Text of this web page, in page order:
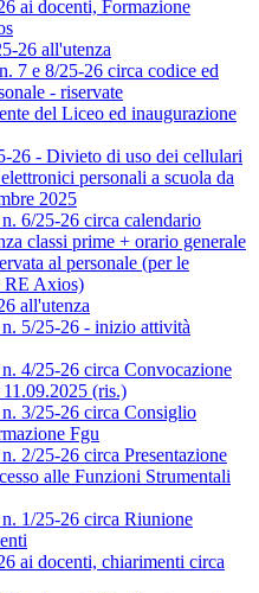
ai docenti, Formazione
26 all'utenza
7 e 8/25-26 circa codice ed
- riservate
del Liceo ed inaugurazione
26 - Divieto di uso dei cellulari
personali a scuola da
2025
6/25-26 circa calendario
classi prime + orario generale
al personale (per le
RE Axios)
all'utenza
5/25-26 - inizio attività
4/25-26 circa Convocazione
(ris.)
3/25-26 circa Consiglio
Fgu
2/25-26 circa Presentazione
alle Funzioni Strumentali
1/25-26 circa Riunione
ai docenti, chiarimenti circa